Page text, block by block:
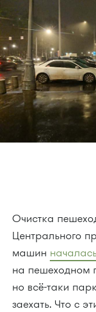
Очистка
Центрального
машин
на пешеходном
но всё-таки
заехать. Что с